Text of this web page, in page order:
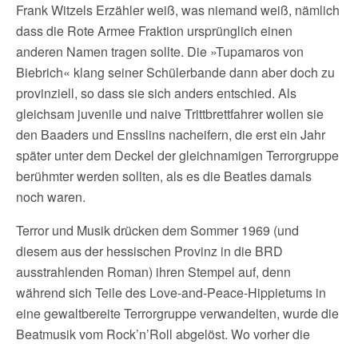
Frank Witzels Erzähler weiß, was niemand weiß, nämlich
dass die Rote Armee Fraktion ursprünglich einen
anderen Namen tragen sollte. Die »Tupamaros von
Biebrich« klang seiner Schülerbande dann aber doch zu
provinziell, so dass sie sich anders entschied. Als
gleichsam juvenile und naive Trittbrettfahrer wollen sie
den Baaders und Ensslins nacheifern, die erst ein Jahr
später unter dem Deckel der gleichnamigen Terrorgruppe
berühmter werden sollten, als es die Beatles damals
noch waren.
Terror und Musik drücken dem Sommer 1969 (und
diesem aus der hessischen Provinz in die BRD
ausstrahlenden Roman) ihren Stempel auf, denn
während sich Teile des Love-and-Peace-Hippietums in
eine gewaltbereite Terrorgruppe verwandelten, wurde die
Beatmusik vom Rock’n’Roll abgelöst. Wo vorher die